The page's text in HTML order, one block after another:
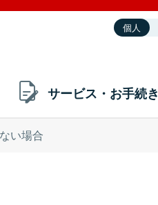
個人
サービス・お手続き
い場合